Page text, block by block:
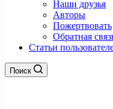
Наши друзья
Авторы
Пожертвовать
Обратная
Статьи
Поиск